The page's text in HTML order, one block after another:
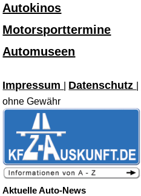
Autokinos
Motorsporttermine
Automuseen
Impressum Datenschutz
ohne Gewähr
Aktuelle Auto-News